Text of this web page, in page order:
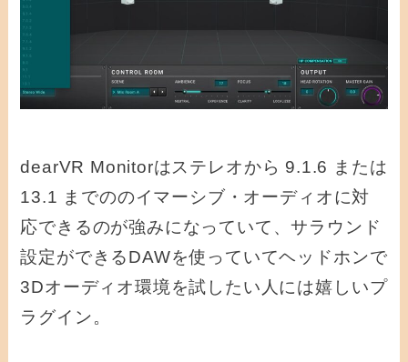
dearVR Monitorはステレオから 9.1.6 または
13.1 までののイマーシブ・オーディオに対
応できるのが強みになっていて、サラウンド
設定ができるDAWを使っていてヘッドホンで
3Dオーディオ環境を試したい人には嬉しいプ
ラグイン。